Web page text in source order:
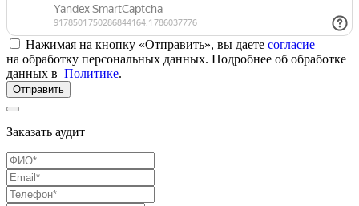
Нажимая на кнопку «Отправить», вы даете согласие
на обработку персональных данных. Подробнее об обработке
данных в Политике.
Отправить
Заказать аудит